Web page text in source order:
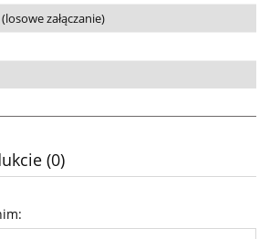
załączanie)
(0)